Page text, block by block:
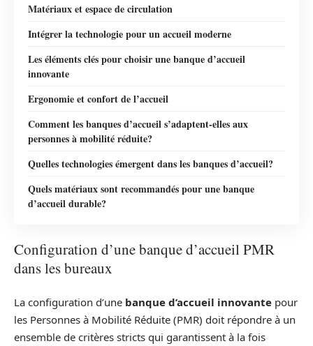
Matériaux et espace de circulation
Intégrer la technologie pour un accueil moderne
Les éléments clés pour choisir une banque d’accueil
innovante
Ergonomie et confort de l’accueil
Comment les banques d’accueil s’adaptent-elles aux
personnes à mobilité réduite?
Quelles technologies émergent dans les banques d’accueil?
Quels matériaux sont recommandés pour une banque
d’accueil durable?
Configuration d’une banque d’accueil PMR
dans les bureaux
La configuration d’une banque d’accueil innovante pour
les Personnes à Mobilité Réduite (PMR) doit répondre à un
ensemble de critères stricts qui garantissent à la fois